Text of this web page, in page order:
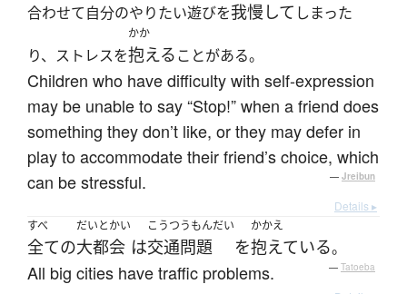
合わせて自分のやりたい遊びを我慢して しまった
り、ストレスを
かか
抱えることがある。
Children who have difficulty with self-expression
may be unable to say “Stop!” when a friend does
something they don’t like, or they may defer in
play to accommodate their friend’s choice, which
can be stressful.
— Jreibun
Details ▸
すべ
全ての
だいとかい
大都会 は
こうつうもんだい
交通問題 を
かかえ
抱えている。
All big cities have traffic problems. — Tatoeba